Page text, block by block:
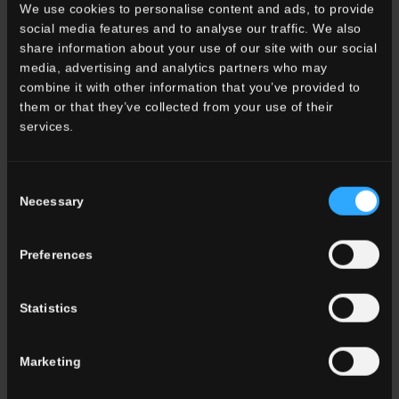
We use cookies to personalise content and ads, to provide
social media features and to analyse our traffic. We also
share information about your use of our site with our social
media, advertising and analytics partners who may
combine it with other information that you’ve provided to
them or that they’ve collected from your use of their
services.
Selection
Necessary
Preferences
Statistics
Marketing
Outdoor